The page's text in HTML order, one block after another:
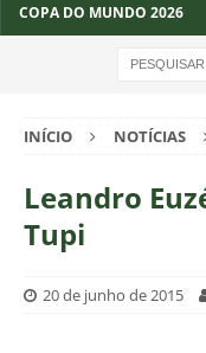
COPA DO MUNDO 2026
INÍCIO NOTÍCIAS
Leandro
Tupi
20 de junho de 2015